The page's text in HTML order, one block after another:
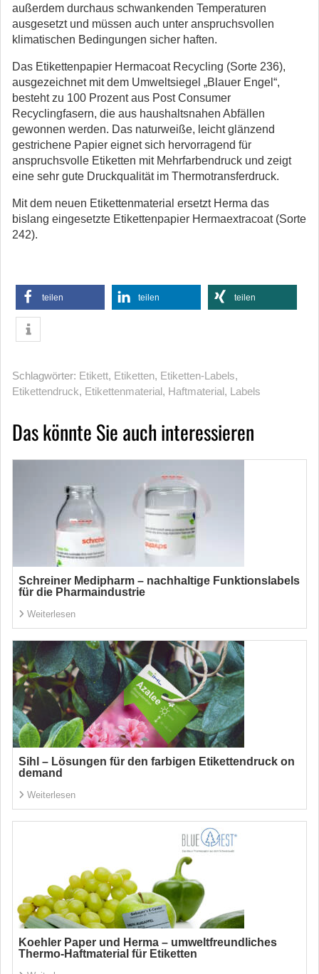
außerdem durchaus schwankenden Temperaturen
ausgesetzt und müssen auch unter anspruchsvollen
klimatischen Bedingungen sicher haften.
Das Etikettenpapier Hermacoat Recycling (Sorte 236),
ausgezeichnet mit dem Umweltsiegel „Blauer Engel“,
besteht zu 100 Prozent aus Post Consumer
Recyclingfasern, die aus haushaltsnahen Abfällen
gewonnen werden. Das naturweiße, leicht glänzend
gestrichene Papier eignet sich hervorragend für
anspruchsvolle Etiketten mit Mehrfarbendruck und zeigt
eine sehr gute Druckqualität im Thermotransferdruck.
Mit dem neuen Etikettenmaterial ersetzt Herma das
bislang eingesetzte Etikettenpapier Hermaextracoat (Sorte
242).
teilen teilen teilen
Schlagwörter: Etikett, Etiketten, Etiketten-Labels,
Etikettendruck, Etikettenmaterial, Haftmaterial, Labels
Das könnte Sie auch interessieren
Schreiner Medipharm – nachhaltige Funktionslabels
für die Pharmaindustrie
Weiterlesen
Sihl – Lösungen für den farbigen Etikettendruck on
demand
Weiterlesen
Koehler Paper und Herma – umweltfreundliches
Thermo-Haftmaterial für Etiketten